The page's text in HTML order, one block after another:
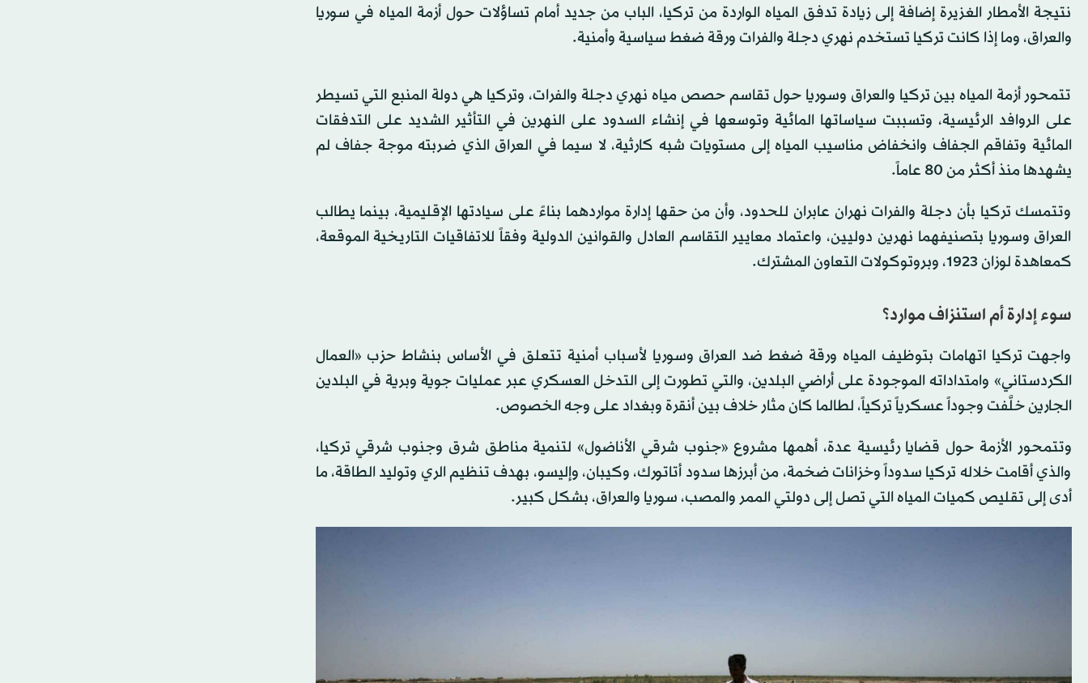
نتيجة الأمطار الغزيرة إضافة إلى زيادة تدفق المياه الواردة من تركيا، الباب من جديد أمام تساؤلات حول أزمة المياه في سوريا
والعراق، وما إذا كانت تركيا تستخدم نهري دجلة والفرات ورقة ضغط سياسية وأمنية.
تتمحور أزمة المياه بين تركيا والعراق وسوريا حول تقاسم حصص مياه نهري دجلة والفرات، وتركيا هي دولة المنبع التي تسيطر
على الروافد الرئيسية، وتسببت سياساتها المائية وتوسعها في إنشاء السدود على النهرين في التأثير الشديد على التدفقات
المائية وتفاقم الجفاف وانخفاض مناسيب المياه إلى مستويات شبه كارثية، لا سيما في العراق الذي ضربته موجة جفاف لم
يشهدها منذ أكثر من 80 عاماً.
وتتمسك تركيا بأن دجلة والفرات نهران عابران للحدود، وأن من حقها إدارة مواردهما بناءً على سيادتها الإقليمية، بينما يطالب
العراق وسوريا بتصنيفهما نهرين دوليين، واعتماد معايير التقاسم العادل والقوانين الدولية وفقاً للاتفاقيات التاريخية الموقعة،
كمعاهدة لوزان 1923، وبروتوكولات التعاون المشترك.
سوء إدارة أم استنزاف موارد؟
واجهت تركيا اتهامات بتوظيف المياه ورقة ضغط ضد العراق وسوريا لأسباب أمنية تتعلق في الأساس بنشاط حزب «العمال
الكردستاني» وامتداداته الموجودة على أراضي البلدين، والتي تطورت إلى التدخل العسكري عبر عمليات جوية وبرية في البلدين
الجارين خلَّفت وجوداً عسكرياً تركياً، لطالما كان مثار خلاف بين أنقرة وبغداد على وجه الخصوص.
وتتمحور الأزمة حول قضايا رئيسية عدة، أهمها مشروع «جنوب شرقي الأناضول» لتنمية مناطق شرق وجنوب شرقي تركيا،
والذي أقامت خلاله تركيا سدوداً وخزانات ضخمة، من أبرزها سدود أتاتورك، وكيبان، وإليسو، بهدف تنظيم الري وتوليد الطاقة، ما
أدى إلى تقليص كميات المياه التي تصل إلى دولتي الممر والمصب، سوريا والعراق، بشكل كبير.